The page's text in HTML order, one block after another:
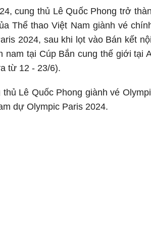
cung thủ Lê Quốc Phong trở
Thể thao Việt Nam giành vé
2024, sau khi lọt vào Bán kết
nam tại Cúp Bắn cung thế giới tại
từ 12 - 23/6).
Lê Quốc Phong giành vé
dự Olympic Paris 2024.